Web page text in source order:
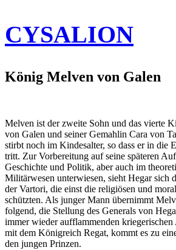
CYSALION
König Melven von Galen
Melven ist der zweite Sohn und das vierte
von Galen und seiner Gemahlin Cara von
stirbt noch im Kindesalter, so dass er in die
tritt. Zur Vorbereitung auf seine späteren
Geschichte und Politik, aber auch im
Militärwesen unterwiesen, sieht Hegar sich
der Vartori, die einst die religiösen und
schützten. Als junger Mann übernimmt
folgend, die Stellung des Generals von
immer wieder aufflammenden kriegerischen
mit dem Königreich Regat, kommt es zu
den jungen Prinzen.